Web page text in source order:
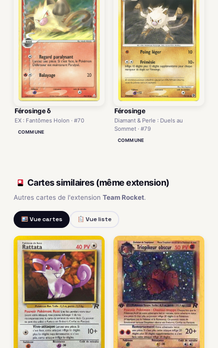
Férosinge δ
EX : Fantômes Holon · #70
COMMUNE
Férosinge
Diamant & Perle : Duels au
Sommet · #79
COMMUNE
Cartes similaires (même extension)
Autres cartes de l'extension Team Rocket.
Vue cartes Vue liste